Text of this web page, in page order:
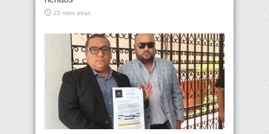
22 mins atras